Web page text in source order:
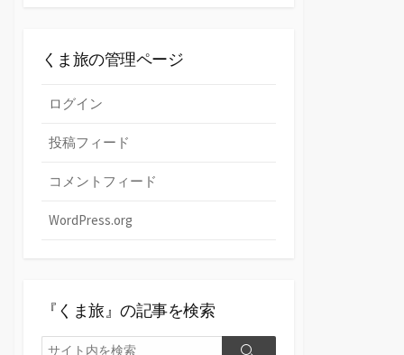
旅』
くま旅の管理ページ
ログイン
投稿フィード
コメントフィード
WordPress.org
『くま旅』の記事を検索
検